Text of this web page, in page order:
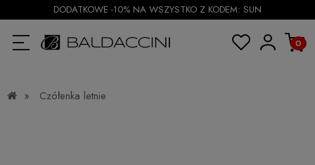
DODATKOWE -10% NA WSZYSTKO Z KODEM: SUN
» Czółenka letnie